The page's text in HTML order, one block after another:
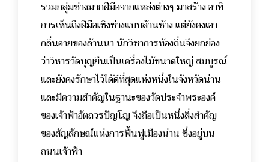
รวมกลุ่มช่างมากฝีมือจากแหล่งต่างๆ มาสร้าง อาทิ
การเห็นถึงฝีมือเชิงช่างแบบล้านช้าง แต่ยังคงเอา
กลิ่นอายของล้านนา นักวิชาการท้องถิ่นจึงยกย่อง
ว่าวิหารวัดบุญยืนเป็นเครื่องไม้ขนาดใหญ่ สมบูรณ์
และยังคงรักษาไว้ได้ดีที่สุดแห่งหนึ่งในจังหวัดน่าน
และมีความสำคัญในฐานะของวัดประจำพระองค์
ของเจ้าฟ้าอัตถวรปัญโญ จึงถือเป็นหนึ่งสิ่งสำคัญ
ของสัญลักษณ์แห่งการฟื้นฟูเมืองน่าน ซึ่งอยู่บน
ถนนเจ้าฟ้า